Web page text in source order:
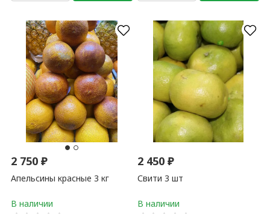
2 750₽
Апельсины красные 3 кг
2 450₽
Свити 3 шт